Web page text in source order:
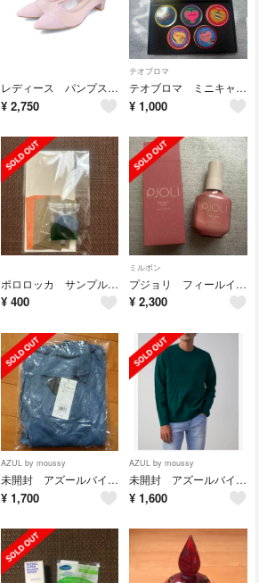
レディース パンプス チュール×スエード ヒール 23.5センチ
¥ 2,750
テオブロマ
テオブロマ ミニキャビア 空き缶5個 小物入れ
¥ 1,000
ポロロッカ サンプルセット オーガニック 石鹸 化粧水
¥ 400
ミルボン
プジョリ フィールイージーミルク【ヘアトリートメント】 ミルボン
¥ 2,300
AZUL by moussy
未開封 アズールバイマウジー ハイネックニット
¥ 1,700
AZUL by moussy
未開封 アズールバイマウジー ニット
¥ 1,600